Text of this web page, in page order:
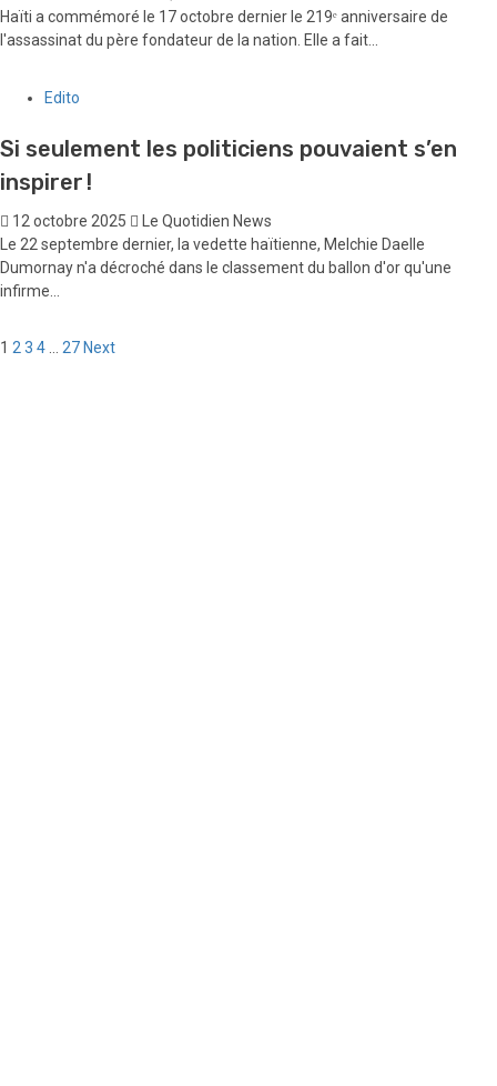
Haïti a commémoré le 17 octobre dernier le 219ᵉ anniversaire de
l'assassinat du père fondateur de la nation. Elle a fait...
Edito
Si seulement les politiciens pouvaient s’en
inspirer !
12 octobre 2025
Le Quotidien News
Le 22 septembre dernier, la vedette haïtienne, Melchie Daelle
Dumornay n'a décroché dans le classement du ballon d'or qu'une
infirme...
Pagination
1 2 3 4 27 Next